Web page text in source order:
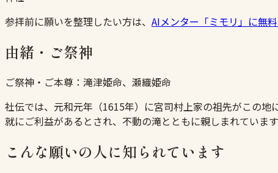
参拝前に願いを整理したい方は、 AIメンター「ミモリ」に無
由緒・ご祭神
ご祭神・ご本尊： 滝津姫命、瀬織姫命
社伝では、元和元年（1615年）に宮司村上家の祖先がこの
就にご利益があるとされ、不動の滝とともに親しまれています
こんな願いの人に知られています